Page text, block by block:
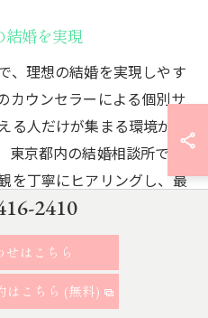
結婚を実現
、理想の結婚を実現しやす
カウンセラーによる個別サ
人だけが集まる環境が整
東京都内の結婚相談所で
を丁寧にヒアリングし、最
ます。具体的には、プロフ
活動計画の見直しなど、段
ため、効率的に理想の相手
れにより、安心して婚活を
2410
せはこちら
はこちら (無料)